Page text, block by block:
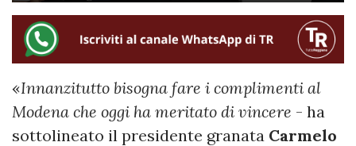
«Innanzitutto bisogna fare i complimenti al
Modena che oggi ha meritato di vincere - ha
sottolineato il presidente granata Carmelo